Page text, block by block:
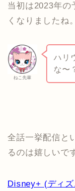
当初は2023年の
くなりましたね。
ねこ先輩
ハリ
な〜
全話一挙配信と
るのは嬉しいで
Disney+ (ディ